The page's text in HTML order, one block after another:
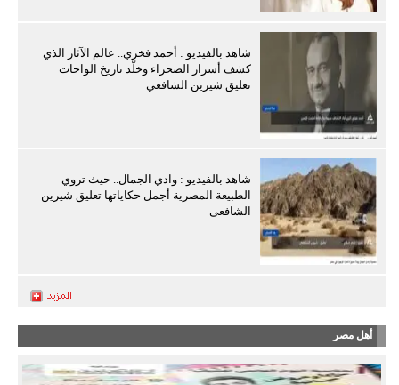
شاهد بالفيديو : أحمد فخري.. عالم الآثار الذي
كشف أسرار الصحراء وخلّد تاريخ الواحات
تعليق شيرين الشافعي
شاهد بالفيديو : وادي الجمال.. حيث تروي
الطبيعة المصرية أجمل حكاياتها تعليق شيرين
الشافعى
أهل مصر